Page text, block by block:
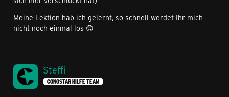
Meine Lektion hab ich gelernt, so schnell werdet Ihr mich
nicht noch einmal los 😊
Steffi
CONGSTAR HILFE TEAM